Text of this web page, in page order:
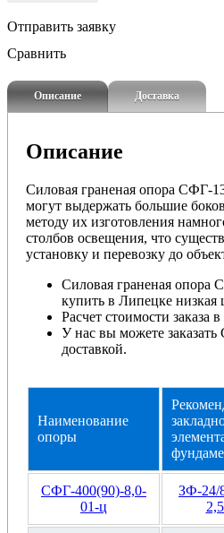
Отправить заявку
Сравнить
Описание Доставка
Описание
Силовая граненая опора СФГ-
могут выдержать большие
методу их изготовления
столбов освещения, что
установку и перевозку до
Силовая граненая опора
купить в Липецке низкая
Расчет стоимости заказа
У нас вы можете
доставкой.
Haимeнoвaниe
oпopы
СФГ-400(90)-8,0-
01-ц
ЗФ-24/